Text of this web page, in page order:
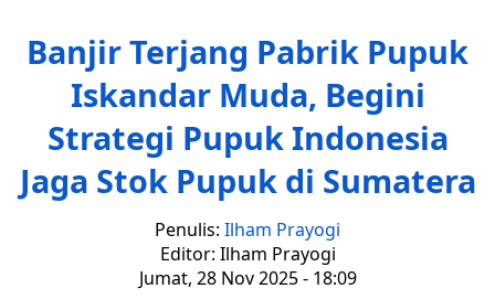
Banjir Terjang Pabrik Pupuk
Iskandar Muda, Begini
Strategi Pupuk Indonesia
Jaga Stok Pupuk di Sumatera
Penulis: Ilham Prayogi
Editor: Ilham Prayogi
Jumat, 28 Nov 2025 - 18:09